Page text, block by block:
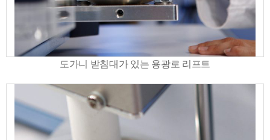
도가니 받침대가 있는 용광로 리프트